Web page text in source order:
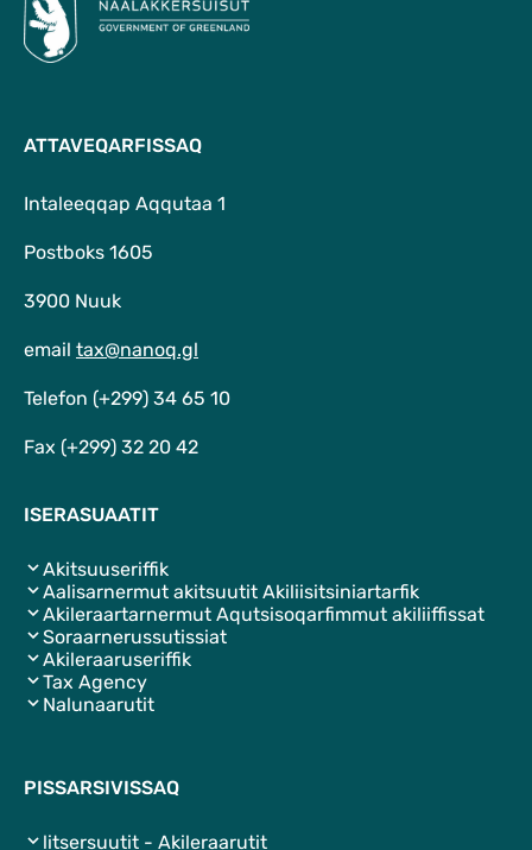
ATTAVEQARFISSAQ
Intaleeqqap Aqqutaa 1
Postboks 1605
3900 Nuuk
email tax@nanoq.gl
Telefon (+299) 34 65 10
Fax (+299) 32 20 42
ISERASUAATIT
Akitsuuseriffik
Aalisarnermut akitsuutit Akiliisitsiniartarfik
Akileraartarnermut Aqutsisoqarfimmut akiliiffissat
Soraarnerussutissiat
Akileraaruseriffik
Tax Agency
Nalunaarutit
PISSARSIVISSAQ
litsersuutit - Akileraarutit